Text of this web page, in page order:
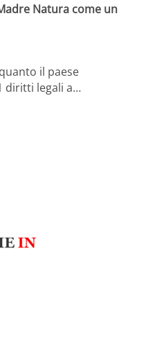
Natura come un
il paese
diritti legali a…